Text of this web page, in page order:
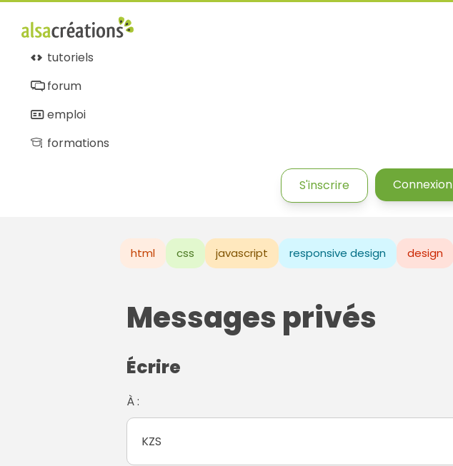
tutoriels
forum
emploi
formations
S'inscrire Connexion
html css javascript responsive design design
Messages privés
Écrire
À :